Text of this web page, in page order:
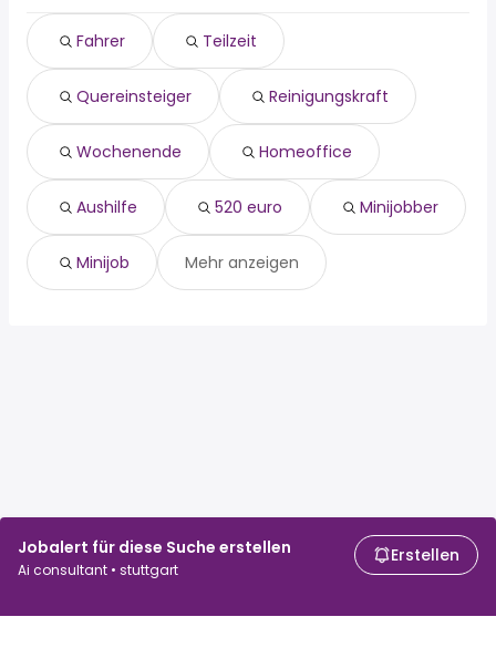
Jobalert für diese Suche erstellen
Ai consultant • stuttgart
Erstellen
Fellbach
Ostfildern
Kornwestheim
Ditzingen
Markgröningen
reinigungskraft
wochenende
homeoffice
aushilfe
520 euro
minijobber
Fahrer Teilzeit
Quereinsteiger Reinigungskraft
Wochenende Homeoffice
Aushilfe 520 euro Minijobber
Minijob Mehr anzeigen